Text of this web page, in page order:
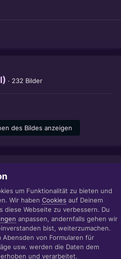
· 232 Bilder
des Bildes anzeigen
Impressum
IT|WEB|VIDEO|CONSULTING
Invision Community
um Funktionalität zu bieten und
Wir haben Cookies auf Deinem
diese Webseite zu verbessern. Du
anpassen, andernfalls gehen wir
bist, weiterzumachen.
Abensden von Formularen für
usw. werden die Daten dem
und verarbeitet.